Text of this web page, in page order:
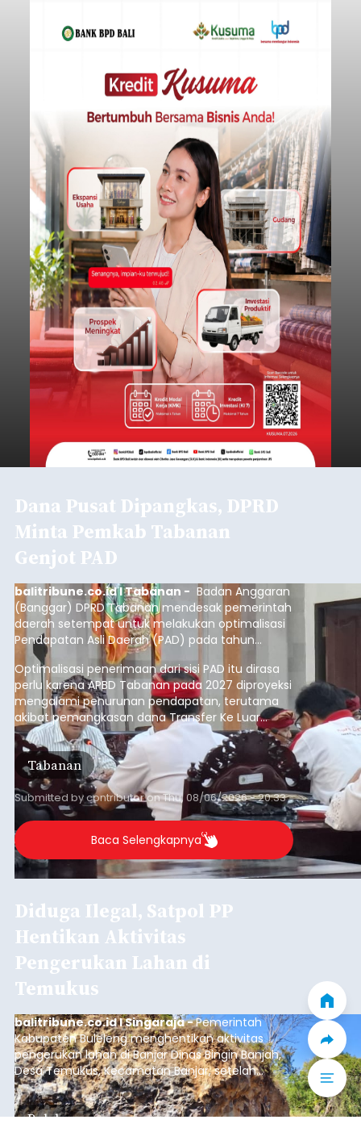
Dana Pusat Dipangkas, DPRD
Minta Pemkab Tabanan
Genjot PAD
balitribune.co.id I Tabanan - Badan Anggaran
(Banggar) DPRD Tabanan mendesak pemerintah
daerah setempat untuk melakukan optimalisasi
Pendapatan Asli Daerah (PAD) pada tahun
anggaran 2027.
Optimalisasi penerimaan dari sisi PAD itu dirasa
perlu karena APBD Tabanan pada 2027 diproyeksi
mengalami penurunan pendapatan, terutama
akibat pemangkasan dana Transfer Ke Luar
Daerah (TKD) dari pemerintah pusat.
Tabanan
Submitted bycontributoronThu, 08/06/2026 - 20:33
Baca Selengkapnya
Diduga Ilegal, Satpol PP
Hentikan Aktivitas
Pengerukan Lahan di
Temukus
balitribune.co.id I Singaraja -Pemerintah
Kabupaten Buleleng menghentikan aktivitas
pengerukan lahan di Banjar Dinas Bingin Banjah,
Desa Temukus, Kecamatan Banjar, setelah
ditemukan indikasi kegiatan pengambilan
material yang tidak sesuai dengan peruntukan
kawasan.
Buleleng